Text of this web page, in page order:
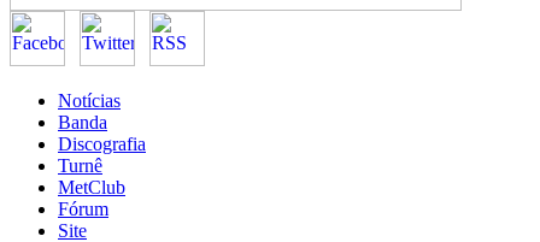
Notícias
Banda
Discografia
Turnê
MetClub
Fórum
Site